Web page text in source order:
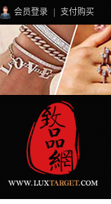
会员登录 支付购买